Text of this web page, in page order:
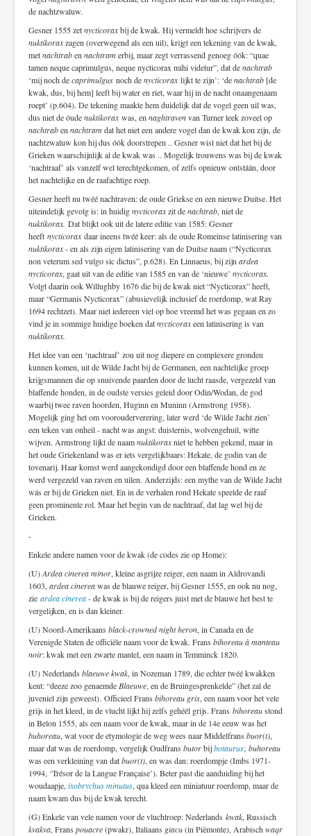
de nachtzwaluw.
Gesner 1555 zetnycticoraxbij de kwak. Hij vermeldt hoe schrijvers de
nuktikoraxzagen (overwegend als een uil), krijgt een tekening van de kwak,
metnachtraben nachtramerbij, maar zegt verrassend genoeg óók: “quae
tamen neque caprimulgus, neque nycticorax mihi videtur”, dat denachtrab
‘mij noch decaprimulgus noch denycticoraxlijkt te zijn’: ‘denachtrab [de
kwak, dus, bij hem] leeft bij water en riet, waar hij in de nacht onaangenaam
roept’ (p.604). De tekening maakte hem duidelijk dat de vogel geen uil was,
dus niet de óudenuktikoraxwas, en naghtravenvan Turner leek zoveel op
nachtraben nachtramdat het niet een andere vogel dan de kwak kon zijn, de
nachtzwaluw kon hij dus óók doorstrepen .. Gesner wist niet dat het bij de
Grieken waarschijnlijk al de kwak was .. Mogelijk trouwens was bij de kwak
‘nachtraaf’ als vanzelf wel terechtgekomen, of zelfs opnieuw ontstáán, door
het nachtelijke en de raafachtige roep.
Gesner heeft nu twéé nachtraven: de oude Griekse en een nieuwe Duitse. Het
uiteindelijk gevolg is: in huidignycticoraxzit denachtrab, niet de
nuktikorax. Dat blijkt ook uit de latere editie van 1585: Gesner
heeft nycticoraxdaar ineens twéé keer: als de oude Romeinse latinisering van
nuktikorax- en als zijn eigen latinisering van de Duitse naam (“Nycticorax
non veterum sed vulgo sic dictus”, p.628). En Linnaeus, bij zijn ardea
nycticorax, gaat uit van de editie van 1585 en van de ‘nieuwe’ nycticorax.
Volgt daarin ook Willughby 1676 die bij de kwak niet “Nycticorax” heeft,
maar “Germanis Nycticorax” (abusievelijk inclusief de roerdomp, wat Ray
1694 rechtzet). Maar niet iedereen viel op hoe vreemd het was gegaan en zo
vind je in sommige huidige boeken datnycticoraxeen latinisering is van
nuktikorax.
Het idee van een ‘nachtraaf’ zou uit nog diepere en complexere gronden
kunnen komen, uit de Wilde Jacht bij de Germanen, een nachtelijke groep
krijgsmannen die op snuivende paarden door de lucht raasde, vergezeld van
blaffende honden, in de oudste versies geleid door Odin/Wodan, de god
waarbij twee raven hoorden, Huginn en Muninn (Armstrong 1958).
Mogelijk ging het om voorouderverering, later werd ‘de Wilde Jacht zien’
een teken van onheil - nacht was angst: duisternis, wolvengehuil, witte
wijven. Armstrong lijkt de naamnuktikoraxniet te hebben gekend, maar in
het oude Griekenland was er iets vergelijkbaars: Hekate, de godin van de
tovenarij. Haar komst werd aangekondigd door een blaffende hond en ze
werd vergezeld van raven en uilen. Anderzijds: een mythe van de Wilde Jacht
wás er bij de Grieken niet. En in de verhalen rond Hekate speelde de raaf
geen prominente rol. Maar het begin van de nachtraaf, dat lag wel bij de
Grieken.
-
Enkele andere namen voor de kwak (de codes zie op Home):
(U)Ardea cinerea minor, kleine asgrijze reiger, een naam in Aldrovandi
1603, ardea cinereawas de blauwe reiger, bij Gesner 1555, en ook nu nog,
zie ardea cinerea- de kwak is bij de reigers juist met de blauwe het best te
vergelijken, en is dan kleiner.
(U) Noord-Amerikaans black-crowned night heron, in Canada en de
Verenigde Staten de officiële naam voor de kwak. Frans bihoreau à manteau
noir: kwak met een zwarte mantel, een naam in Temminck 1820.
(U) Nederlands blaeuwe kwak, in Nozeman 1789, die echter twéé kwakken
kent: “deeze zoo genaemde Blaeuwe, en de Bruingesprenkelde” (het zal de
juveniel zijn geweest). Officieel Frans bihoreau gris, een naam voor het vele
grijs in het kleed, in de vlucht lijkt hij zelfs gehéél grijs. Frans bihoreaustond
in Belon 1555, als een naam voor de kwak, maar in de 14e eeuw was het
buhoreau, wat voor de etymologie de weg wees naar Middelfrans buor(t),
maar dat was de roerdomp, vergelijk Oudfrans butorbijbotaurus; buhoreau
was een verkleining van datbuor(t), en was dan: roerdompje (Imbs 1971-
1994, ‘Trésor de la Langue Française’). Beter past die aanduiding bij het
woudaapje, ixobrychus minutus, qua kleed een miniatuur roerdomp, maar de
naam kwam dus bij de kwak terecht.
(G) Enkele van vele namen voor de vluchtroep: Nederlands kwak, Russisch
kvakva, Frans pouacre(pwakr), Italiaans giacu(in Piëmonte), Arabisch waqr